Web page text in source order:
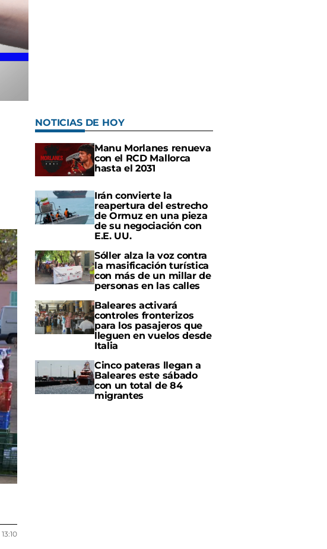
13:10
NOTICIAS DE HOY
Manu Morlanes renueva
con el RCD Mallorca
hasta el 2031
Irán convierte la
reapertura del estrecho
de Ormuz en una pieza
de su negociación con
E.E. UU.
Sóller alza la voz contra
la masificación turística
con más de un millar de
personas en las calles
Baleares activará
controles fronterizos
para los pasajeros que
lleguen en vuelos desde
Italia
Cinco pateras llegan a
Baleares este sábado
con un total de 84
migrantes